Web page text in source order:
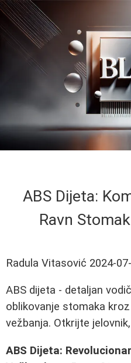
ABS Dijeta:
Ravn
Radula Vitasović 2024-
ABS dijeta - detaljan
oblikovanje stomaka
vežbanja. Otkrijte
ABS Dijeta: